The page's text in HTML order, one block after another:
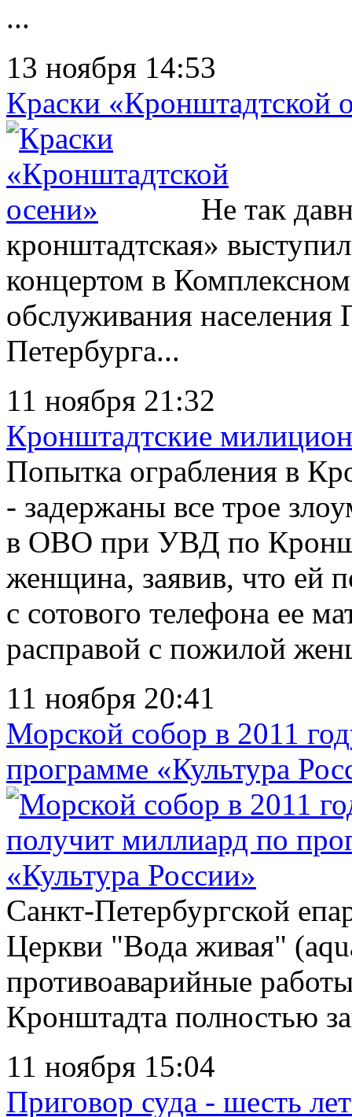
...
13 ноября 14:53
Краски «Кронштадтской
Не так
кронштадтская»
концертом в
обслуживания
Петербурга...
11 ноября 21:32
Кронштадтские
Попытка ограбления в
- задержаны все трое
в ОВО при УВД по
женщина, заявив, что ей
с сотового телефона ее
расправой с пожилой
11 ноября 20:41
Морской собор в 2011
программе «Культура
Санкт-Петербургской
Церкви "Вода живая"
противоаварийные
Кронштадта полностью
11 ноября 15:04
Приговор суда - шесть